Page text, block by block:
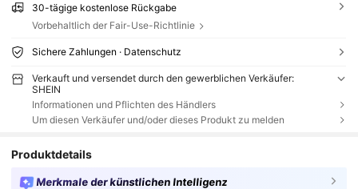
30-tägige kostenlose Rückgabe
Vorbehaltlich der Fair-Use-Richtlinie
Sichere Zahlungen · Datenschutz
Verkauft und versendet durch den gewerblichen Verkäufer:
SHEIN
Informationen und Pflichten des Händlers
Um diesen Verkäufer und/oder dieses Produkt zu melden
Produktdetails
Merkmale der künstlichen Intelligenz